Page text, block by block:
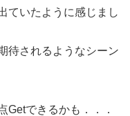
ていたように感じまし
待されるようなシーン
Getできるかも．．．